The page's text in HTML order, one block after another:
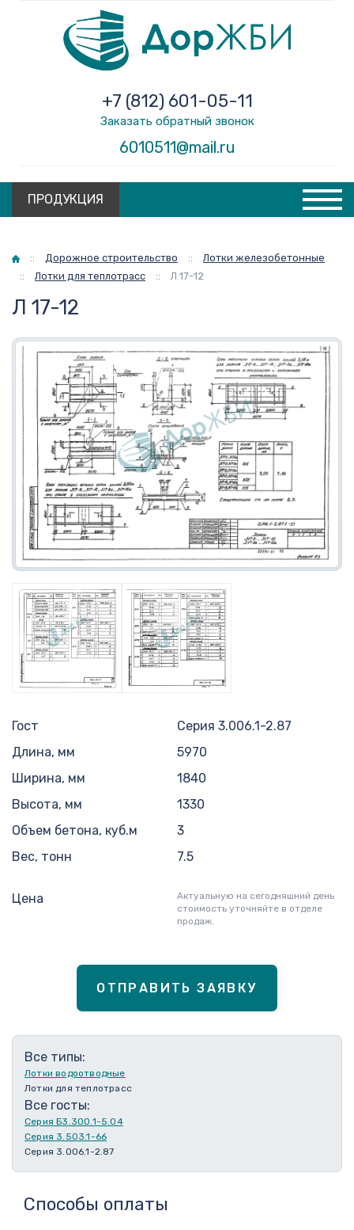
6010511@mail.ru
+7 (812) 601-05-11
Заказать обратный звонок
ПРОДУКЦИЯ
Главная
:: Дорожное строительство ::
Лотки железобетонные
::
Лотки для теплотрасс :: Л 17-12
Л 17-12
Гост
Серия 3.006.1-2.87
Длина, мм
5970
Ширина, мм
1840
Высота, мм
1330
Объем бетона, куб.м
3
Вес, тонн
7.5
Цена
Актуальную на сегодняшний день
стоимость уточняйте в отделе
продаж.
ОТПРАВИТЬ ЗАЯВКУ
Все типы:
Лотки водоотводные
Лотки для теплотрасс
Все госты:
Серия Б3.300.1-5.04
Серия 3.503.1-66
Серия 3.006.1-2.87
Способы оплаты